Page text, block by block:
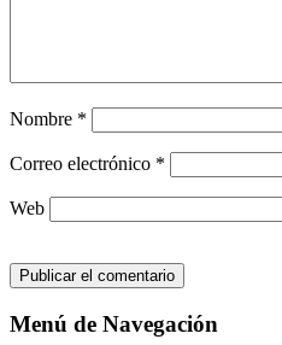
Nombre *
Correo electrónico *
Web
Menú de Navegación